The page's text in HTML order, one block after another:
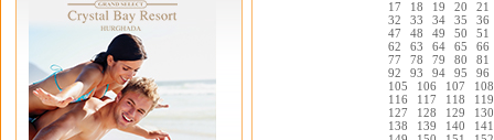
17
18 19 20
21
32
33 34 35
36
47
48 49 50
51
62
63 64 65
66
77
78 79 80
81
92
93 94 95
96
105
106 107
108
116
117 118
119
127
128 129
130
138
139 140
141